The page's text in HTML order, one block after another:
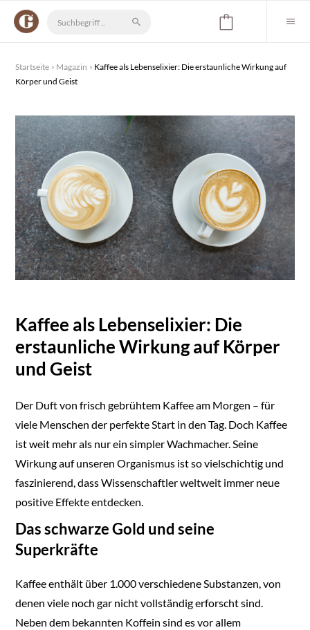
Startseite Magazin
Kaffee als Lebenselixier: Die erstaunliche Wirkung auf
Körper und Geist
Kaffee als Lebenselixier: Die
erstaunliche Wirkung auf Körper
und Geist
Der Duft von frisch gebrühtem Kaffee am Morgen – für
viele Menschen der perfekte Start in den Tag. Doch Kaffee
ist weit mehr als nur ein simpler Wachmacher. Seine
Wirkung auf unseren Organismus ist so vielschichtig und
faszinierend, dass Wissenschaftler weltweit immer neue
positive Effekte entdecken.
Das schwarze Gold und seine
Superkräfte
Kaffee enthält über 1.000 verschiedene Substanzen, von
denen viele noch gar nicht vollständig erforscht sind.
Neben dem bekannten Koffein sind es vor allem